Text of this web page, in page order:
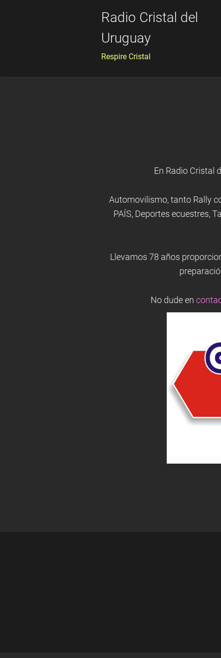
Radio Cristal del
Uruguay
Respire Cristal
En Radio Cristal
Automovilismo, tanto Rally
PAÍS, Deportes ecuestres,
Llevamos 78 años
No dude en